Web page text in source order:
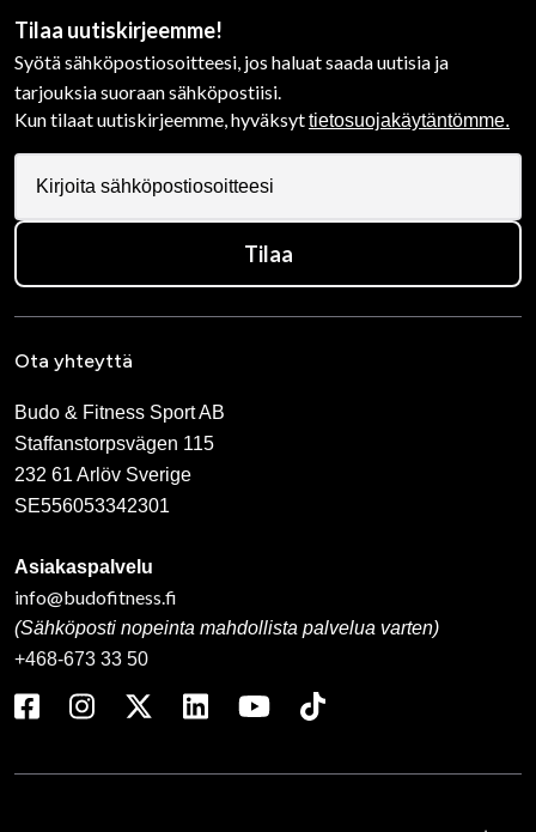
Tilaa uutiskirjeemme!
Syötä sähköpostiosoitteesi, jos haluat saada uutisia ja
tarjouksia suoraan sähköpostiisi.
Kun tilaat uutiskirjeemme, hyväksyttietosuojakäytäntömme.
Tilaa
Ota yhteyttä
Budo & Fitness Sport AB
Staffanstorpsvägen 115
232 61 Arlöv Sverige
SE556053342301
Asiakaspalvelu
info@budofitness.fi
(Sähköposti nopeinta mahdollista palvelua varten)
+468-673 33 50